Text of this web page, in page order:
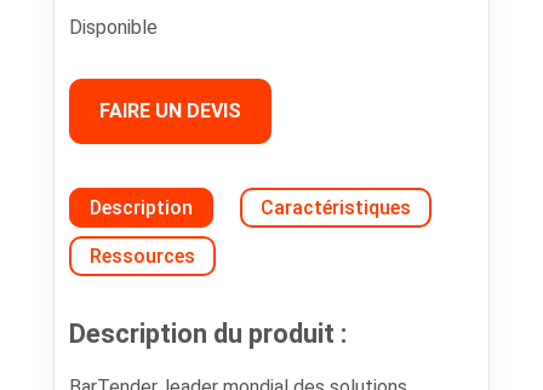
Disponible
FAIRE UN DEVIS
Description Caractéristiques
Ressources
Description du produit :